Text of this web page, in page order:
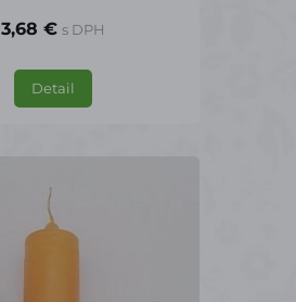
3,68 € s DPH
Detail